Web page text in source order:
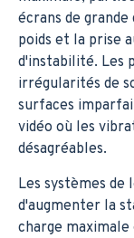
écrans de
poids et la prise
d'instabilité. Les
irrégularités de
surfaces
vidéo où les
désagréables.
Les systèmes
d'augmenter la
charge